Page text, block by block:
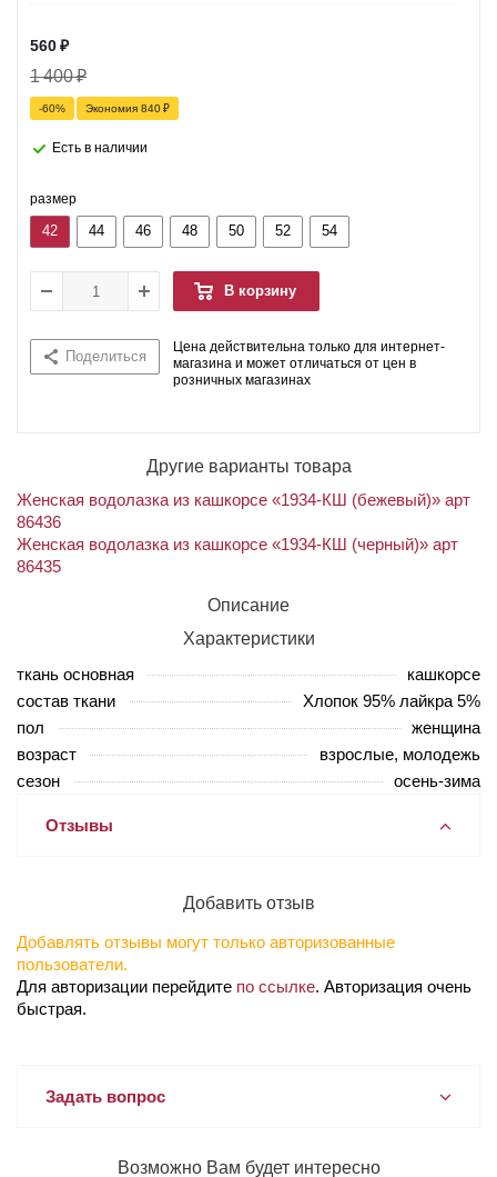
560₽
1 400₽
-60% Экономия 840₽
Есть в наличии
размер
42 44 46 48 50 52 54
В корзину
Поделиться
Цена действительна только для интернет-
магазина и может отличаться от цен в
розничных магазинах
Другие варианты товара
Женская водолазка из кашкорсе «1934-КШ (бежевый)» арт
86436
Женская водолазка из кашкорсе «1934-КШ (черный)» арт
86435
Описание
Характеристики
ткань основная
кашкорсе
состав ткани
Хлопок 95% лайкра 5%
пол
женщина
возраст
взрослые, молодежь
сезон
осень-зима
Отзывы
Добавить отзыв
Добавлять отзывы могут только авторизованные
пользователи.
Для авторизации перейдите по ссылке. Авторизация очень
быстрая.
Задать вопрос
Возможно Вам будет интересно